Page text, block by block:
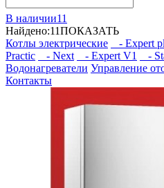
В наличии11
Найдено:11ПОКАЗАТЬ
Котлы электрические
- Expert
Practic
- Next - Expert V1 -
Водонагреватели Управление
Контакты